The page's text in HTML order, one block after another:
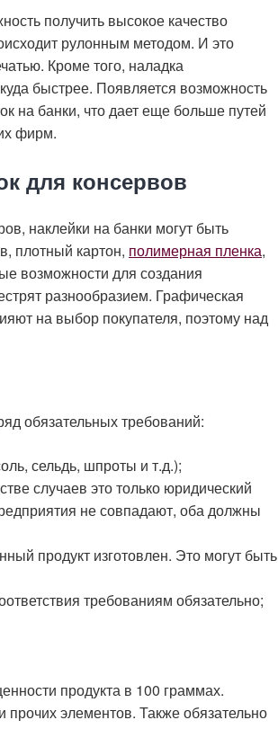
получить высокое качество
рулонным методом. И это
Кроме того, наладка
быстрее. Появляется возможность
на банки, что дает еще больше путей
фирм.
для консервов
наклейки на банки могут быть
плотный картон, полимерная пленка,
возможности для создания
разнообразием. Графическая
на выбор покупателя, поэтому над
обязательных требований:
сельдь, шпроты и т.д.);
случаев это только юридический
не совпадают, оба должны
продукт изготовлен. Это могут быть
требованиям обязательно;
продукта в 100 граммах.
прочих элементов. Также обязательно